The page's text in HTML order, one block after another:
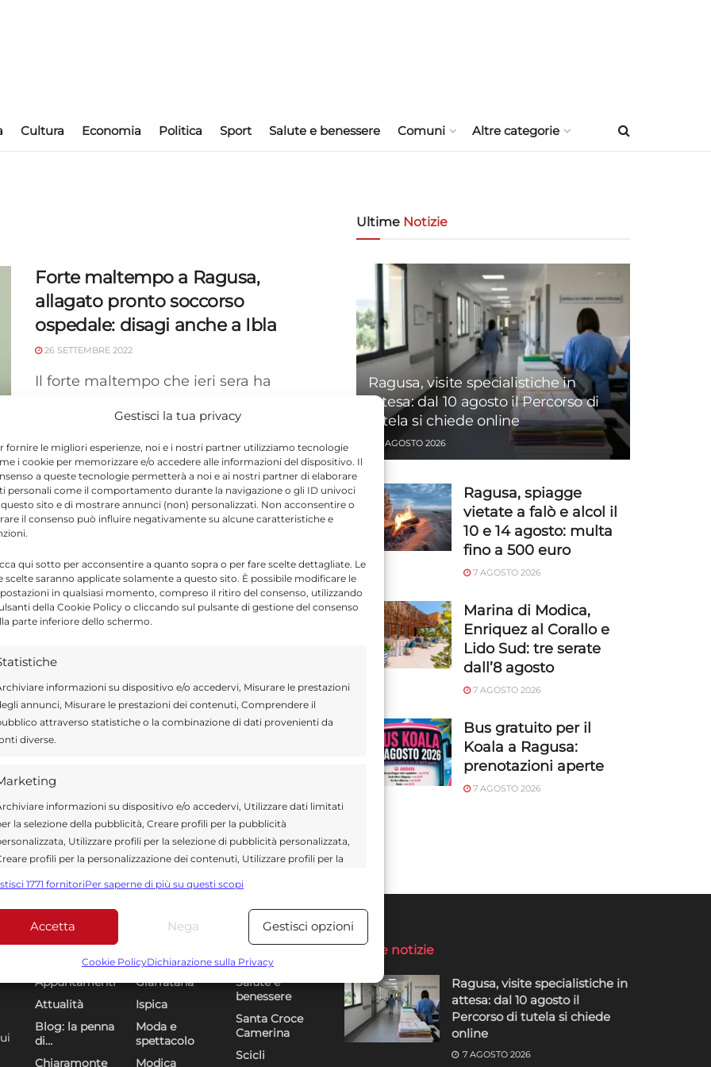
Gestisci la tua privacy
fornire le migliori esperienze, noi e i nostri partner utilizziamo tecnologie
i cookie per memorizzare e/o accedere alle informazioni del dispositivo. Il
a queste tecnologie permetterà a noi e ai nostri partner di elaborare
personali come il comportamento durante la navigazione o gli ID univoci
sito e di mostrare annunci (non) personalizzati. Non acconsentire o
il consenso può influire negativamente su alcune caratteristiche e
qui sotto per acconsentire a quanto sopra o per fare scelte dettagliate. Le
scelte saranno applicate solamente a questo sito. È possibile modificare le
in qualsiasi momento, compreso il ritiro del consenso, utilizzando
della Cookie Policy o cliccando sul pulsante di gestione del consenso
parte inferiore dello schermo.
informazioni su dispositivo e/o accedervi, Misurare le prestazioni
annunci, Misurare le prestazioni dei contenuti, Comprendere il
attraverso statistiche o la combinazione di dati provenienti da
diverse.
informazioni su dispositivo e/o accedervi, Utilizzare dati limitati
la selezione della pubblicità, Creare profili per la pubblicità
Utilizzare profili per la selezione di pubblicità personalizzata,
profili per la personalizzazione dei contenuti, Utilizzare profili per la
dati limitati per la selezione dei contenuti.
Funzionalità Sempre attivo
Abbinare e combinare dati provenienti da altre fonti di dati,
dati di geolocalizzazione precisi, Riconoscere i
dispositivi in base a informazioni richieste attivamente.
1771 fornitoriPer saperne di più su questi scopi
Accetta Nega Gestisci opzioni
Cookie PolicyDichiarazione sulla Privacy
Cultura Economia Politica Sport Salute e benessere Comuni Altre categorie
Forte maltempo a Ragusa,
allagato pronto soccorso
ospedale: disagi anche a Ibla
26 SETTEMBRE 2022
Il forte maltempo che ieri sera ha
creato forti disagi per allagamenti in
alcuni ...
Ultime Notizie
Ragusa, visite specialistiche in
attesa: dal 10 agosto il Percorso di
tutela si chiede online
7 AGOSTO 2026
Ragusa, spiagge
vietate a falò e alcol il
10 e 14 agosto: multa
fino a 500 euro
7 AGOSTO 2026
Marina di Modica,
Enriquez al Corallo e
Lido Sud: tre serate
dall’8 agosto
7 AGOSTO 2026
Bus gratuito per il
Koala a Ragusa:
prenotazioni aperte
7 AGOSTO 2026
Sezioni
Appuntamenti
Attualità
Blog: la penna
di…
Chiaramonte
Giarratana
Ispica
Moda e
spettacolo
Modica
Salute e
benessere
Santa Croce
Camerina
Scicli
Ultime notizie
Ragusa, visite specialistiche in
attesa: dal 10 agosto il
Percorso di tutela si chiede
online
7 AGOSTO 2026